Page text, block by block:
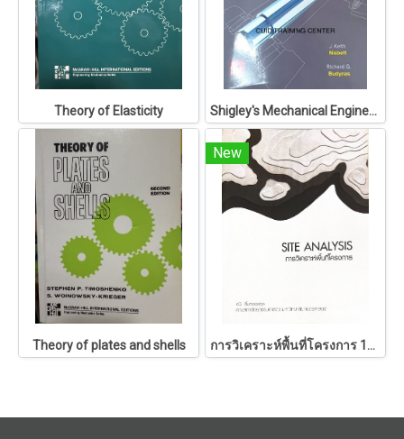
Theory of Elasticity Shigley's Mechanical Engineering Design
Theory of plates and shells
New
การวิเคราะห์พื้นที่โครงการ 146